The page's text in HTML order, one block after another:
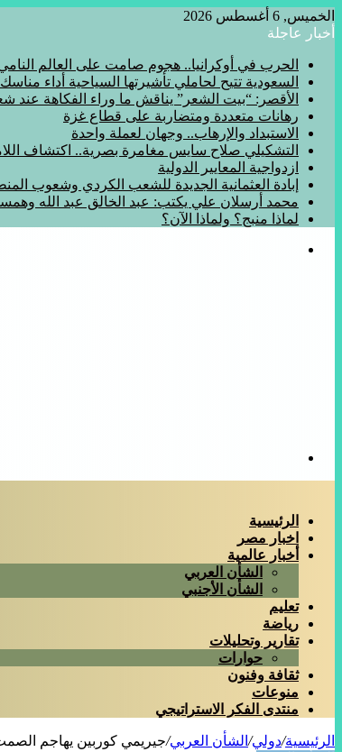
الخميس, 6 أغسطس 2026
أخبار عاجلة
الحرب في أوكرانيا.. هجوم صامت على العالم
السعودية تتيح لحاملي تأشيرتها السياحية أداء
الأقصر: “بيت الشعر” يناقش ما وراء الفكاهة عند
رهانات متعددة ومتضاربة على قطاع غزة
الاستبداد والإرهاب.. وجهان لعملة واحدة
التشكيلي صلاح سايس مغامرة بصرية.. اكتشاف
ازدواجية المعايير الدولية
إبادة العثمانية الجديدة للشعب الكردي وشعوب
محمد أرسلان علي يكتب: عبد الخالق عبد الله
لماذا منبج؟ ولماذا الآن؟
الرئيسية
اخبار مصر
أخبار عالمية
الشأن العربي
الشأن الأجنبي
تعليم
رياضة
تقارير وتحليلات
حوارات
ثقافة وفنون
منوعات
منتدى الفكر الاستراتيجي
الرئيسية/دولي/ الشأن العربي/جيريمي كوربين يهاجم